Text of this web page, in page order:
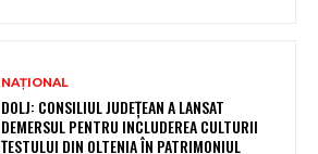
NAȚIONAL
DOLJ: CONSILIUL JUDEȚEAN A LANSAT
DEMERSUL PENTRU INCLUDEREA CULTURII
ȚESTULUI DIN OLTENIA ÎN PATRIMONIUL